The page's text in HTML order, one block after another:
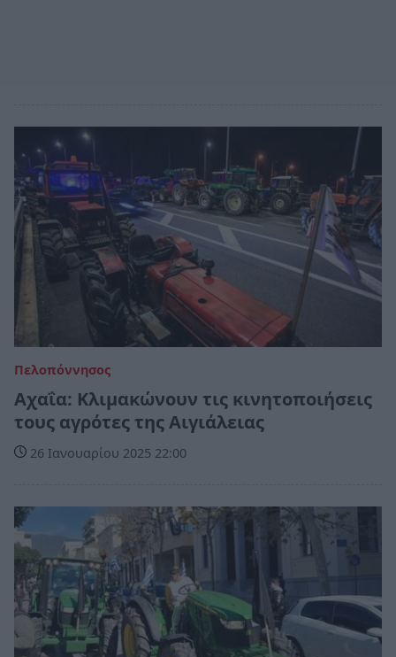
Πελοπόννησος
Αχαΐα: Κλιμακώνουν τις κινητοποιήσεις
τους αγρότες της Αιγιάλειας
26 Ιανουαρίου 2025 22:00